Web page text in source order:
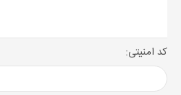
کد امنیتی: